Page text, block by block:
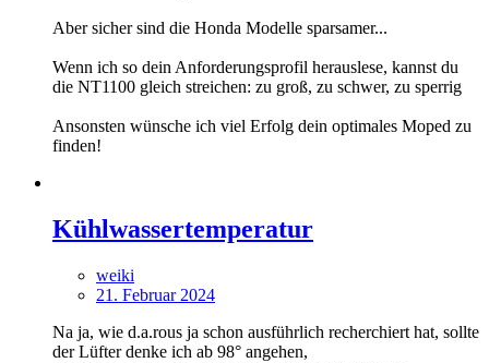
Aber sicher sind die Honda Modelle sparsamer...
Wenn ich so dein Anforderungsprofil herauslese, kannst du
die NT1100 gleich streichen: zu groß, zu schwer, zu sperrig
Ansonsten wünsche ich viel Erfolg dein optimales Moped zu
finden!
Kühlwassertemperatur
weiki
21. Februar 2024
Na ja, wie d.a.rous ja schon ausführlich recherchiert hat, sollte
der Lüfter denke ich ab 98° angehen,